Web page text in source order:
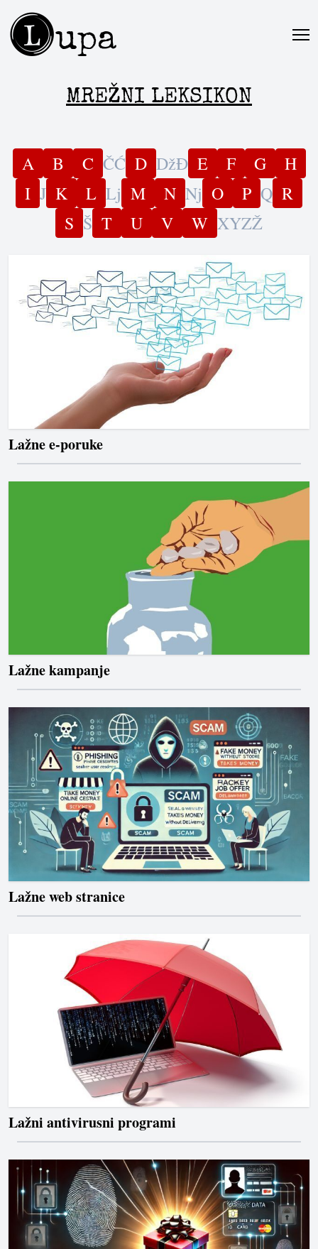
Lupa
MREŽNI LEKSIKON
A B C ČĆ D DžĐ E F G
H
I J K L Lj M N Nj O P Q R
S Š T U V W XYZŽ
Lažne e-poruke
Lažne kampanje
Lažne web stranice
Lažni antivirusni programi